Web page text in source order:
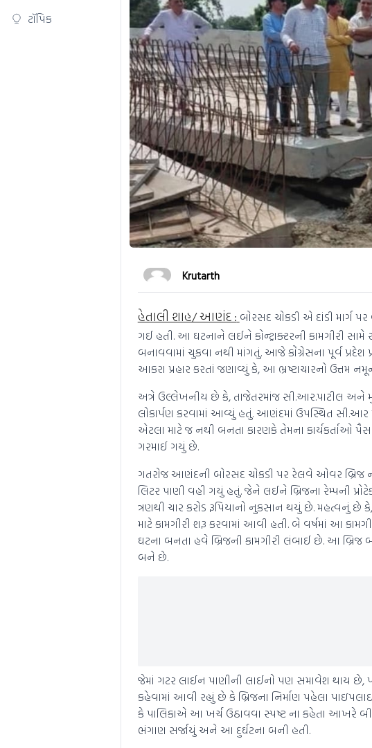
ટૉપિક
Krutarth
હેતાલી શાહ/ આણંદ : બોરસદ ચોકડી એ દાંડી માર્ગ
ગઈ હતી. આ ઘટનાને લઈને કોન્ટ્રાક્ટરની કામગીરી
બનાવવામાં ચુકવા નથી માંગતું. આજે કોંગ્રેસના પૂર્વ
આકરા પ્રહાર કરતાં જણાવ્યું કે, આ ભ્રષ્ટાચારનો ઉત્તમ
અત્રે ઉલ્લેખનીય છે કે, તાજેતરમાંજ સી.આર.પાટીલ અને
લોકાર્પણ કરવામાં આવ્યું હતું. આણંદમાં ઉપસ્થિત સી.આર
એટલા માટે જ નથી બનતા કારણકે તેમના કાર્યકર્તાઓ
ગરમાઈ ગયું છે.
ગતરોજ આણંદની બોરસદ ચોકડી પર રેલવે ઓવર બ્રિજ
લિટર પાણી વહી ગયું હતું. જેને લઈને બ્રિજના રેમ્પની
ત્રણથી ચાર કરોડ રૂપિયાનો નુકસાન થયું છે. મહત્વનું છે
માટે કામગીરી શરૂ કરવામાં આવી હતી. બે વર્ષમાં આ
ઘટના બનતા હવે બ્રિજની કામગીરી લંબાઈ છે. આ બ્રિજ
બને છે.
જેમાં ગટર લાઈન પાણીની લાઈનો પણ સમાવેશ થાય છે, પરંતુ
કહેવામાં આવી રહ્યું છે કે બ્રિજના નિર્માણ પહેલા
કે પાલિકાએ આ ખર્ચ ઉઠાવવા સ્પષ્ટ ના કહેતા આખરે
ભંગાણ સર્જાયું અને આ દુર્ઘટના બની હતી.